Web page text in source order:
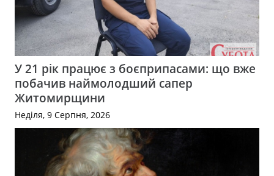
У 21 рік працює з боєприпасами: що вже
побачив наймолодший сапер
Житомирщини
Неділя, 9 Серпня, 2026